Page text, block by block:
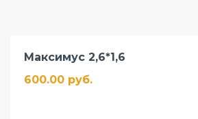
Максимус 2,6*1,6
600.00 руб.